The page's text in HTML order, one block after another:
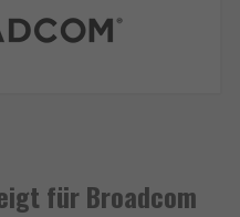
für Broadcom